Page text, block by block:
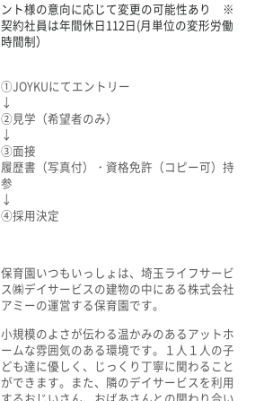
ント様の意向に応じて変更の可能性あり ※
契約社員は年間休日112日(月単位の変形労働
時間制）
①JOYKUにてエントリー
↓
②見学（希望者のみ）
↓
③面接
履歴書（写真付）・資格免許（コピー可）持
参
↓
④採用決定
保育園いつもいっしょは、埼玉ライフサービ
ス㈱デイサービスの建物の中にある株式会社
アミーの運営する保育園です。
小規模のよさが伝わる温かみのあるアットホ
ームな雰囲気のある環境です。１人１人の子
ども達に優しく、じっくり丁寧に関わること
ができます。また、隣のデイサービスを利用